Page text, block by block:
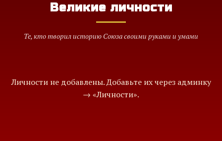
Великие личности
Те, кто творил историю Союза своими руками и умами
Личности не добавлены. Добавьте их через админку
→ «Личности».